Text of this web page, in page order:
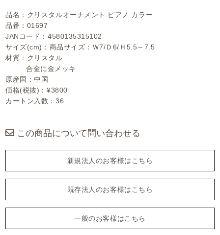
品名：クリスタルオーナメント ピアノ カラー
品番：01697
JANコード：4580135315102
サイズ(cm)：商品サイズ：Ｗ7/Ｄ6/Ｈ5.5～7.5
材質：クリスタル
合金に金メッキ
原産国：中国
価格(税抜)：¥3800
カートン入数：36
この商品について問い合わせる
新規法人のお客様はこちら
既存法人のお客様はこちら
一般のお客様はこちら